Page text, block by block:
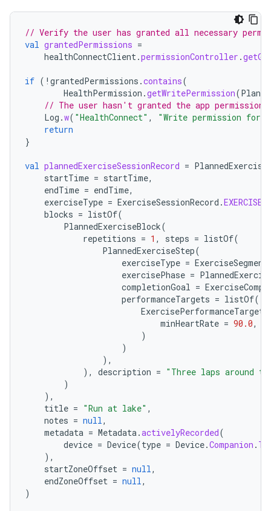
// Verify the user has granted all necessary
val grantedPermissions =
healthConnectClient.permissionController .
if ( ! grantedPermissions .contains(
HealthPermission .getWritePermission(
// The user hasn't granted the app
Log .w( "HealthConnect" ,
"Write permission for
return
}
val plannedExerciseSessionRecord =
startTime = startTime,
endTime = endTime,
exerciseType = ExerciseSessionRecord .
blocks = listOf(
PlannedExerciseBlock(
repetitions = 1 , steps = listOf(
PlannedExerciseStep(
exerciseType = ExerciseSegment
exercisePhase =
completionGoal =
performanceTargets = listOf(
ExercisePerformanceTarget
minHeartRate = 90.0,
)
)
),
),
description = "Three laps around
)
),
title = "Run at lake" ,
notes = null,
metadata = Metadata.activelyRecorded(
device = Device(type = Device.Companion .
),
startZoneOffset = null,
endZoneOffset = null,
)